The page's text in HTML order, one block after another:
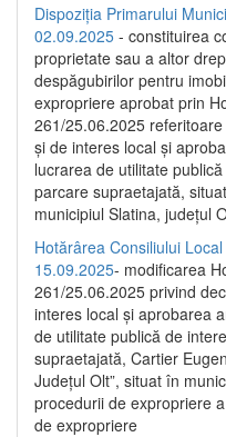
Dispoziția Primarului
02.09.2025 - constituirea
proprietate sau a altor
despăgubirilor pentru
expropriere aprobat prin
261/25.06.2025
și de interes local și
lucrarea de utilitate
parcare supraetajată,
municipiul Slatina, județul
Hotărârea Consiliului
15.09.2025- modificarea
261/25.06.2025 privind
interes local și aprobarea
de utilitate publică de
supraetajată, Cartier
Județul Olt”, situat în
procedurii de expropriere
de expropriere